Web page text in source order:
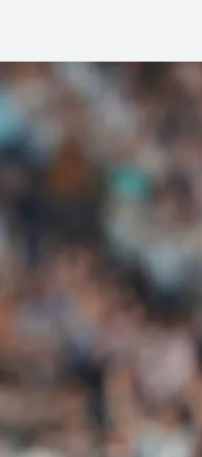
Linea